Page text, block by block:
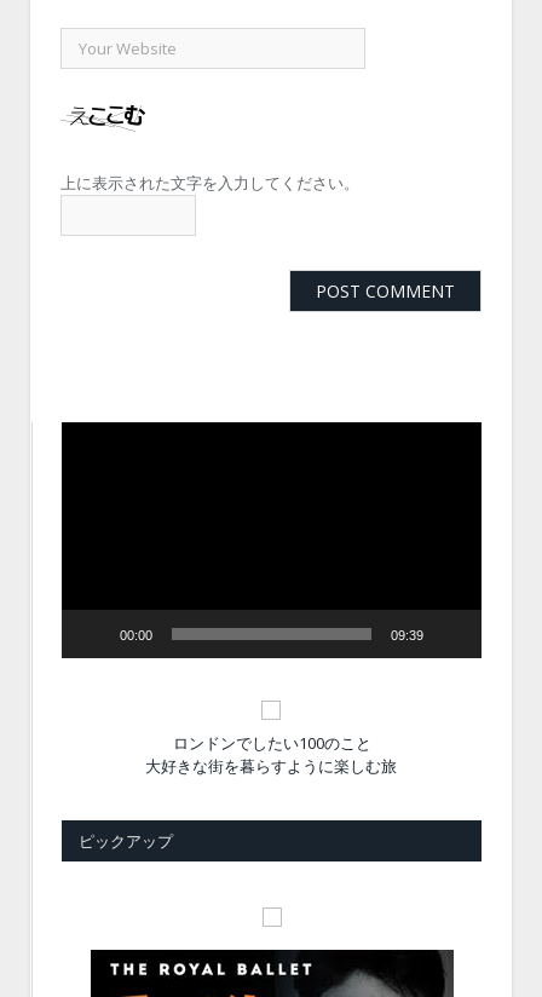
上に表示された文字を入力してください。
00:00 09:39
ロンドンでしたい100のこと
大好きな街を暮らすように楽しむ旅
ピックアップ